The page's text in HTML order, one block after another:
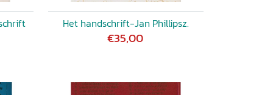
Het handschrift-Jan Phillipsz.
€35,00